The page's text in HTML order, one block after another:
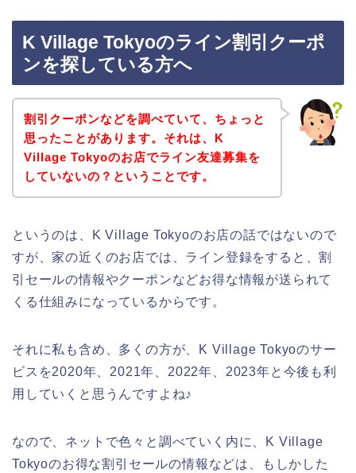
K Village Tokyoのライン割引クーポ
ンを探している方へ
割引クーポンなどを調べていて、ちょっと
思ったことがあります。それは、K
Village Tokyoのお店でライン友達募集を
していないの？ということです。
というのは、K Village Tokyoのお店の話ではないので
すが、家の近くのお店では、ライン登録をすると、割
引セールの情報やクーポンなどお得な情報が送られて
くる仕組みになっているからです。
それに私も含め、多くの方が、K Village Tokyoのサー
ビスを2020年、2021年、2022年、2023年と今後も利
用していくと思うんですよね♪
なので、ネットで色々と調べていく内に、K Village
Tokyoのお得な割引セールの情報などは、もしかした